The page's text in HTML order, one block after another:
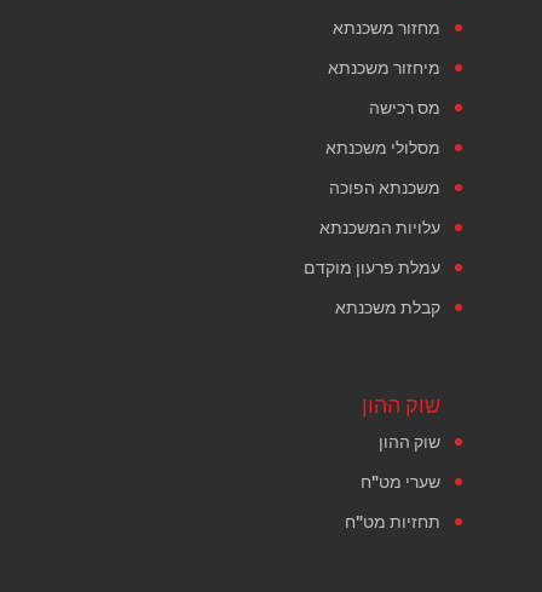
מחזור משכנתא
מיחזור משכנתא
מס רכישה
מסלולי משכנתא
משכנתא הפוכה
עלויות המשכנתא
עמלת פרעון מוקדם
קבלת משכנתא
שוק ההון
שוק ההון
שערי מט"ח
תחזיות מט"ח